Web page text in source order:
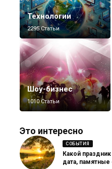
Технологии
2295 Статьи
Шоу-бизнес
1010 Статьи
Это интересно
СОБЫТИЯ
Какой
дата,